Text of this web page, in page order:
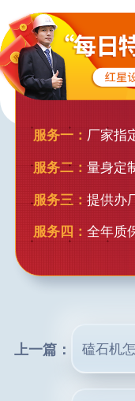
服务一： 厂家指
服务二： 量身定
服务三： 提供办
服务四： 全年质
上一篇：